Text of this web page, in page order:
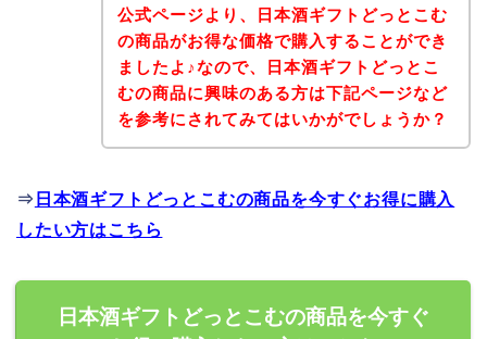
公式ページより、日本酒ギフトどっとこむ
の商品がお得な価格で購入することができ
ましたよ♪なので、日本酒ギフトどっとこ
むの商品に興味のある方は下記ページなど
を参考にされてみてはいかがでしょうか？
⇒ 日本酒ギフトどっとこむの商品を今すぐお得に購入
したい方はこちら
日本酒ギフトどっとこむの商品を今すぐ